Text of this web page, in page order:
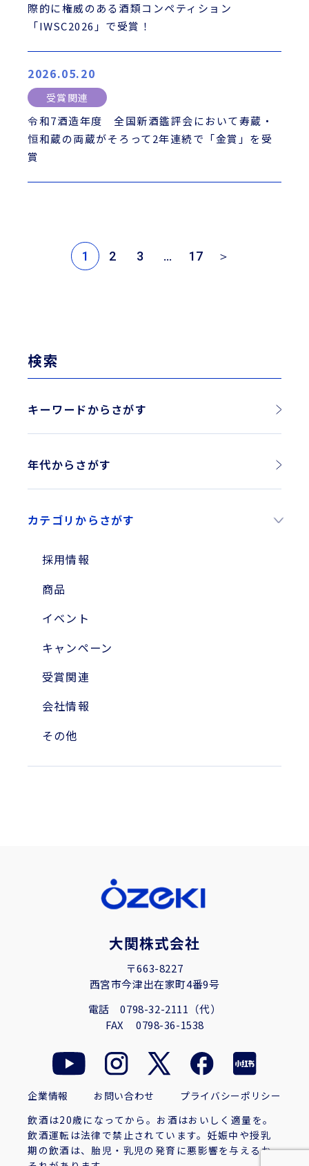
検索
キーワードからさがす
年代からさがす
2025年
2024年
2023年
2010年
2004年
カテゴリからさがす
採用情報
商品
イベント
キャンペーン
受賞関連
会社情報
その他
際的に権威のある酒類コンペティション
「IWSC2026」で受賞！
2026.05.20
受賞関連
令和7酒造年度 全国新酒鑑評会において寿蔵・
恒和蔵の両蔵がそろって2年連続で「金賞」を受
賞
1 2 3 … 17 ＞
大関株式会社
〒663-8227
西宮市今津出在家町4番9号
電話0798-32-2111（代）
FAX 0798-36-1538
飲酒は20歳になってから。お酒はおいしく適量を。
飲酒運転は法律で禁止されています。妊娠中や授乳
期の飲酒は、胎児・乳児の発育に悪影響を与えるお
企業情報 お問い合わせ プライバシーポリシー